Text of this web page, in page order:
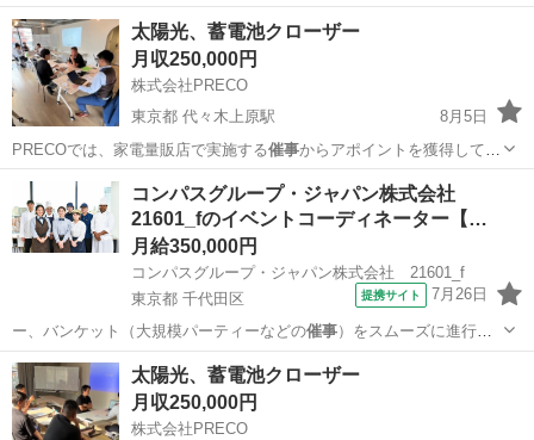
ます。 …
東京 千代田区 大手町駅 代理店営業
太陽光、蓄電池クローザー
月収250,000円
株式会社PRECO
東京都 代々木上原駅
8月5日
PRECOでは、家電量販店で実施する催事からアポイントを獲得してい
ます。 …
東京 渋谷区 代々木上原駅 ルートセールス 太陽光
コンパスグループ・ジャパン株式会社
21601_fのイベントコーディネーター【…
月給350,000円
コンパスグループ・ジャパン株式会社 21601_f
東京都 千代田区
提携サイト 7月26日
ー、バンケット（大規模パーティーなどの催事）をスムーズに進行さ
せるコーディネータ…
東京 千代田区 飲食
太陽光、蓄電池クローザー
月収250,000円
株式会社PRECO